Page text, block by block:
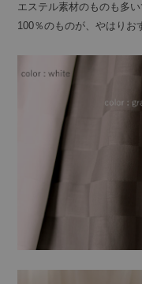
エステル素材のものも多
100％のものが、やはりお